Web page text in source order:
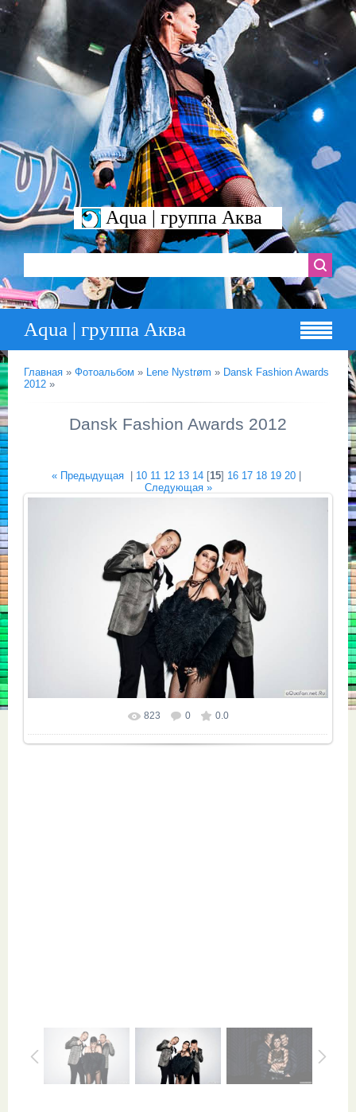
Aqua | группа Аква
Aqua | группа Аква
Главная » Фотоальбом » Lene Nystrøm » Dansk Fashion Awards
2012 »
Dansk Fashion Awards 2012
« Предыдущая 10 11 12 13 14 [15] 16 17 18 19 20
Следующая »
Размер фотографии: 984x655
823 0 0.0